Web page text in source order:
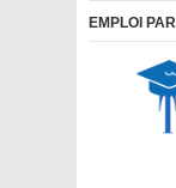
EMPLOI